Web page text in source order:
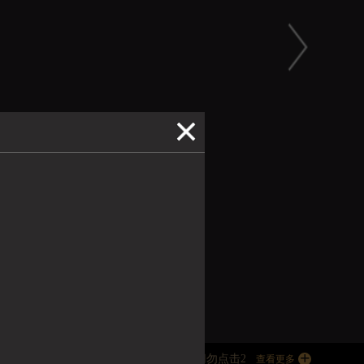
会转账时会出现延时24小时到账 ,切勿点击24小时到帐 以免造成损
查看更多